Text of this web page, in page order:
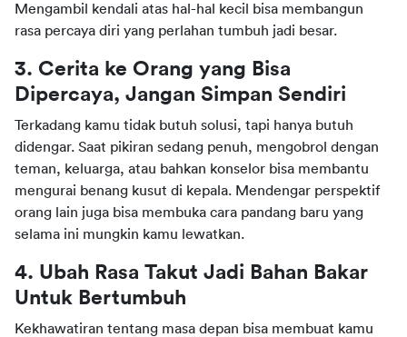
Mengambil kendali atas hal-hal kecil bisa membangun
rasa percaya diri yang perlahan tumbuh jadi besar.
3. Cerita ke Orang yang Bisa
Dipercaya, Jangan Simpan Sendiri
Terkadang kamu tidak butuh solusi, tapi hanya butuh
didengar. Saat pikiran sedang penuh, mengobrol dengan
teman, keluarga, atau bahkan konselor bisa membantu
mengurai benang kusut di kepala. Mendengar perspektif
orang lain juga bisa membuka cara pandang baru yang
selama ini mungkin kamu lewatkan.
4. Ubah Rasa Takut Jadi Bahan Bakar
Untuk Bertumbuh
Kekhawatiran tentang masa depan bisa membuat kamu